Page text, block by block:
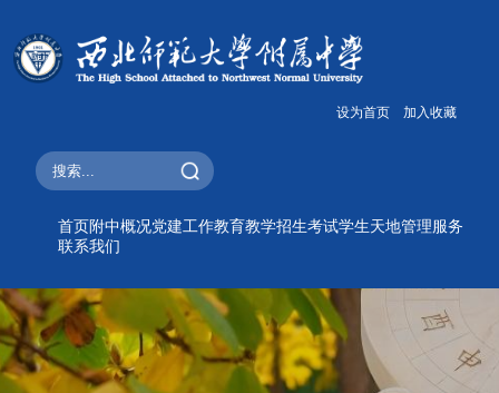
设为首页 加入收藏
首页 附中概况党建工作教育教学招生考试学生天地管理服务
联系我们